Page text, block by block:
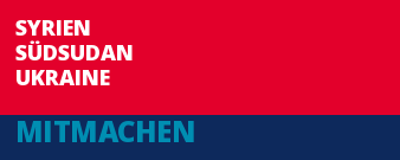
SYRIEN
SÜDSUDAN
UKRAINE
MITMACHEN